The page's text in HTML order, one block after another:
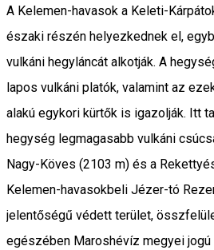
A Kelemen-havasok a Keleti-
északi részén helyezkednek el,
vulkáni hegyláncát alkotják. A
lapos vulkáni platók, valamint az
alakú egykori kürtők is igazolják. Itt
hegység legmagasabb vulkáni
Nagy-Köves (2103 m) és a
Kelemen-havasokbeli Jézer-tó
jelentőségű védett terület,
egészében Maroshévíz megyei jogú